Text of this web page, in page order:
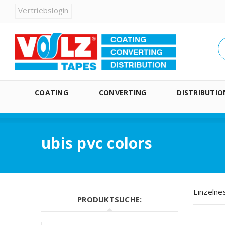
Vertriebslogin
COATING CONVERTING
ubis pvc colors
PRODUKTSUCHE: